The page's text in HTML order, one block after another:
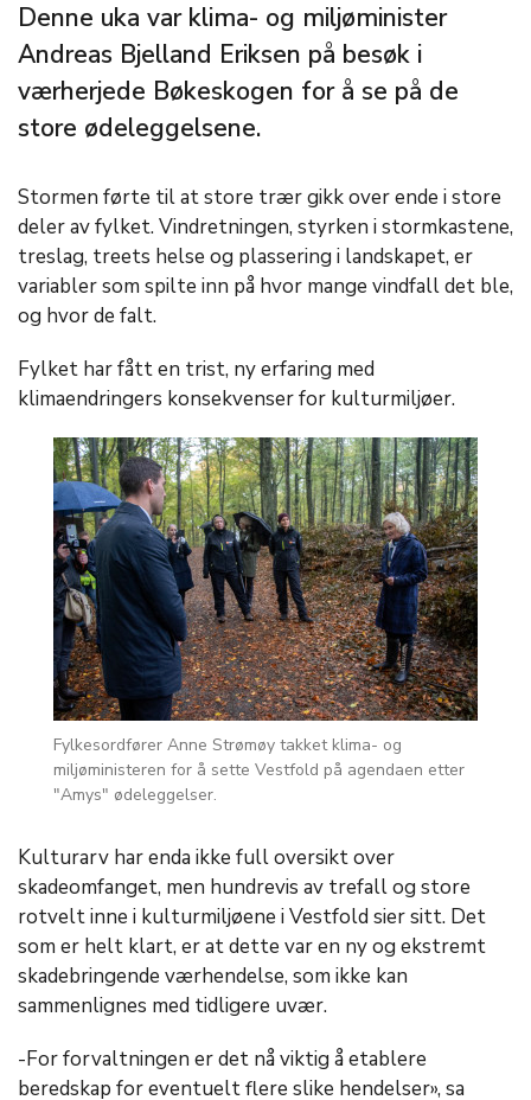
Denne uka var klima- og miljøminister
Andreas Bjelland Eriksen på besøk i
værherjede Bøkeskogen for å se på de
store ødeleggelsene.
Stormen førte til at store trær gikk over ende i store
deler av fylket. Vindretningen, styrken i stormkastene,
treslag, treets helse og plassering i landskapet, er
variabler som spilte inn på hvor mange vindfall det ble,
og hvor de falt.
Fylket har fått en trist, ny erfaring med
klimaendringers konsekvenser for kulturmiljøer.
Fylkesordfører Anne Strømøy takket klima- og
miljøministeren for å sette Vestfold på agendaen etter
"Amys" ødeleggelser.
Kulturarv har enda ikke full oversikt over
skadeomfanget, men hundrevis av trefall og store
rotvelt inne i kulturmiljøene i Vestfold sier sitt. Det
som er helt klart, er at dette var en ny og ekstremt
skadebringende værhendelse, som ikke kan
sammenlignes med tidligere uvær.
-For forvaltningen er det nå viktig å etablere
beredskap for eventuelt flere slike hendelser», sa